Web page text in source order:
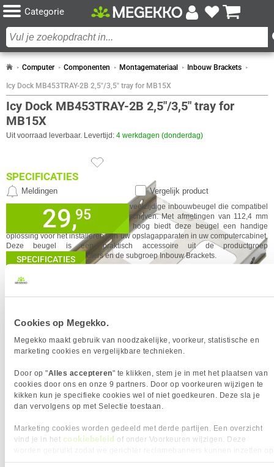
Cookies op Megekko.
Megekko maakt gebruik van noodzakelijke, voorkeur, statistische en
marketing cookies en vergelijkbare technieken.
Door op "Alles accepteren" te klikken, stem je in met het plaatsen van
cookies door ons en onze 9 partners. Door op voorkeuren wijzigen te
kikken kun je specifieke cookies wel of niet goedkeuren. Deze sla je
dan vervolgens op met Selectie toestaan.
Marketing cookies worden gedeeld met derde partijen. Een overzicht
vind je in het cookiebeleid of onder Voorkeuren wijzigen. Deze
Categorie
Computer Componenten Montagemateriaal Inbouw Brackets
Icy Dock MB453TRAY-2B 2,5"/3,5" tray for MB15X
Icy Dock MB453TRAY-2B 2,5"/3,5" tray for
MB15X
Uit voorraad leverbaar. Levertijd: 4 werkdagen (donderdag)
De Icy Dock MB453TRAY-2B is een veelzijdige inbouwbeugel die compatibel
is met 2,5 inch en 3,5 inch harde schijven. Met afmetingen van 112,4 mm
breed, 157 mm diep en 26,6 mm hoog biedt deze beugel een handige
oplossing voor het installeren van uw opslagapparaten in uw computercabinet.
Deze beugel is een praktisch accessoire uit de productgroep
Montagemateriaal computers en de subgroep Inbouw Brackets.
Harde schijf formaat
Hoogte
26.6 mm
Diepte
157 mm
Verkrijgbaar sinds
Augustus 2020
EAN
4711132869453
Vendorcode
MB453TRAY-2B
Garantie
24 maanden
29,95
IN WINKELMAND
✓ 30 dagen bedenktermijn!
✓ 24 maanden garantie!
✓ Achteraf betalen!
Vergelijk product
Meldingen
GA NAAR
SPECIFICATIES
SPECIFICATIES
DESIGN
Eigenschap Waarde
Kleur Product
Grijs, Zwart
ABS, Roestvrij staal
Soort
Opslagschijflade
GEWICHT EN OMVANG
Hoogte
Eigenschap Waarde
Harde schijf formaat 2.5/3.5"
4711132869453
Vendorcode
MB453TRAY-2B
Artikelnr
1116843
Merk
ICY BOX
Garantie
24 maanden